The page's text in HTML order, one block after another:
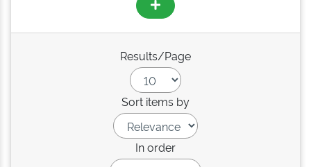
Results/Page
Sort items by
In order